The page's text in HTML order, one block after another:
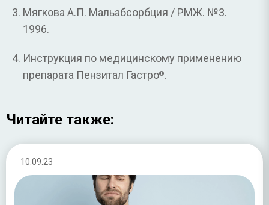
Мягкова А.П. Мальабсорбция / РМЖ. №3.
1996.
Инструкция по медицинскому применению
препарата Пензитал Гастро®.
Читайте также:
10.09.23